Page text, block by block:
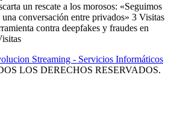
un rescate a los morosos: «Seguimos
conversación entre privados» 3 Visitas
contra deepfakes y fraudes en
Streaming - Servicios Informáticos
LOS DERECHOS RESERVADOS.